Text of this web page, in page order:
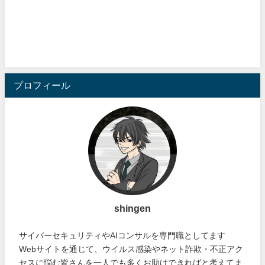
プロフィール
shingen
サイバーセキュリティやAIコンサルを専門職としてます
Webサイトを通じて、ウイルス感染やネット詐欺・不正アク
セスに悩む皆さんを一人でも多くお助けできればと考えてま